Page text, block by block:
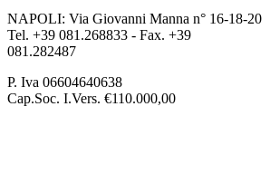
NAPOLI: Via Giovanni Manna n° 16-18-20
Tel. +39 081.268833 - Fax. +39
081.282487
P. Iva 06604640638
Cap.Soc. I.Vers. €110.000,00